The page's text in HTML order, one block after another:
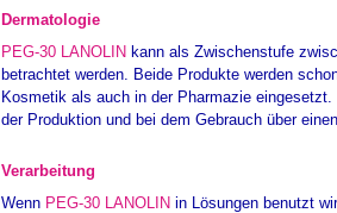
Dermatologie
PEG-30 LANOLIN kann als Zwischenstufe
betrachtet werden. Beide Produkte werden
Kosmetik als auch in der Pharmazie eingesetzt.
der Produktion und bei dem Gebrauch über
Verarbeitung
Wenn PEG-30 LANOLIN in Lösungen benutzt